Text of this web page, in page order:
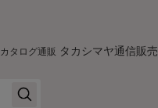
カタログ通販 タカシマヤ通信販売